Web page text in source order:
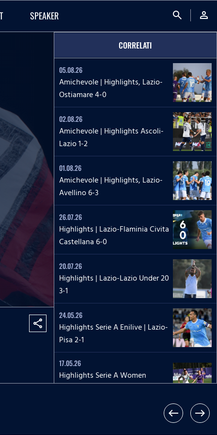
SPEAKER search person
share
CORRELATI
05.08.26
Amichevole | Highlights, Lazio-
Ostiamare 4-0
02.08.26
Amichevole | Highlights Ascoli-
Lazio 1-2
01.08.26
Amichevole | Highlights, Lazio-
Avellino 6-3
26.07.26
Highlights | Lazio-Flaminia Civita
Castellana 6-0
20.07.26
Highlights | Lazio-Lazio Under 20
3-1
24.05.26
Highlights Serie A Enilive | Lazio-
Pisa 2-1
17.05.26
Highlights Serie A Women
Athora | Fiorentina-Lazio
west east